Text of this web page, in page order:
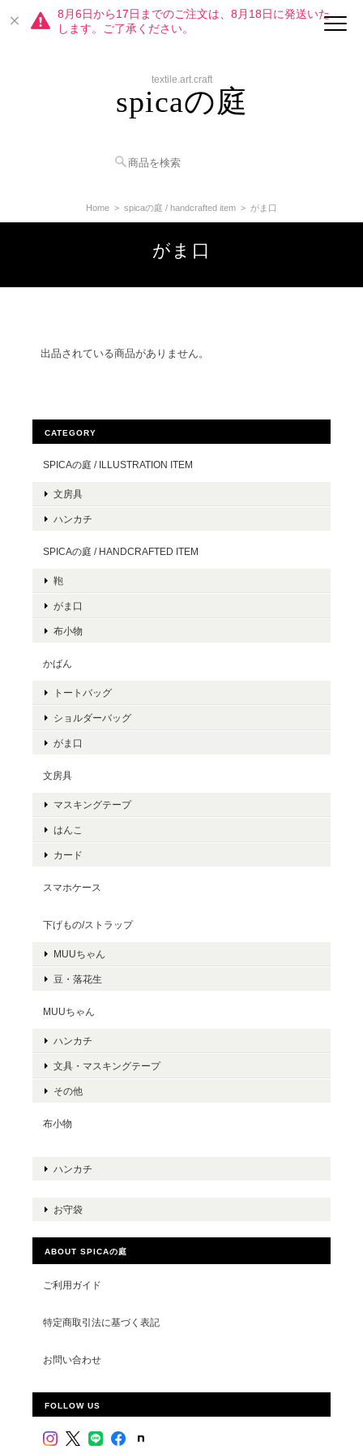
8月6日から17日までのご注文は、8月18日に発送いた
します。ご了承ください。
textile.art.craft
spicaの庭
Home spicaの庭 / handcrafted item がま口
がま口
出品されている商品がありません。
CATEGORY
SPICAの庭 / ILLUSTRATION ITEM
文房具
ハンカチ
SPICAの庭 / HANDCRAFTED ITEM
鞄
がま口
布小物
かばん
トートバッグ
ショルダーバッグ
がま口
文房具
マスキングテープ
はんこ
カード
スマホケース
下げもの/ストラップ
MUUちゃん
豆・落花生
MUUちゃん
ハンカチ
文具・マスキングテープ
その他
布小物
ハンカチ
お守袋
ABOUT SPICAの庭
ご利用ガイド
特定商取引法に基づく表記
お問い合わせ
FOLLOW US